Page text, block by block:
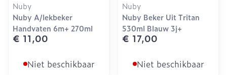
Nuby
Nuby A/lekbeker
Handvaten 6m+ 270ml
€ 11,00
Niet beschikbaar
Nuby
Nuby Beker Uit Tritan
530ml Blauw 3j+
€ 17,00
Niet beschikbaar